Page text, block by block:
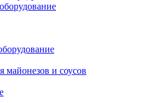
майонезов и соусов